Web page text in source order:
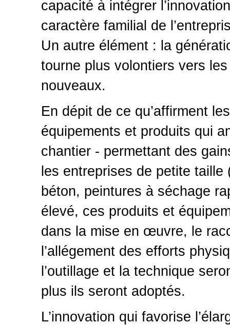
capacité à intégrer
caractère familial de
Un autre élément : la
tourne plus volontiers vers
nouveaux.
En dépit de ce qu’affirment
équipements et produits qui
chantier - permettant des
les entreprises de petite
béton, peintures à séchage
élevé, ces produits et
dans la mise en œuvre, le
l’allégement des efforts
l’outillage et la technique
plus ils seront adoptés.
L’innovation qui favorise